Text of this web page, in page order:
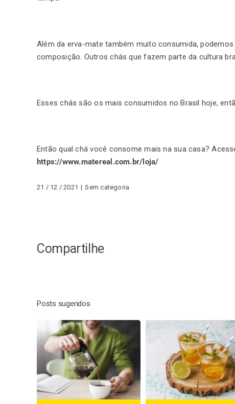
Além da erva-mate também muito consumida,
composição. Outros chás que fazem parte da cultura
Esses chás são os mais consumidos no Brasil hoje,
Então qual chá você consome mais na sua casa?
https://www.matereal.com.br/loja/
21 / 12 / 2021 | Sem categoria
Compartilhe
Posts sugeridos